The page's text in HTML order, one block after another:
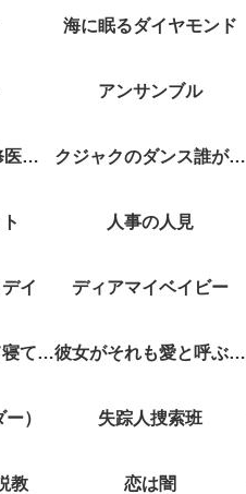
海に眠るダイヤモンド
アンサンブル
まどか26歳、研修医やってます！ クジャクのダンス誰が見た？
人事の人見
イ ディアマイベイビー
しあわせは食べて寝て待て 彼女がそれも愛と呼ぶなら
） 失踪人捜索班
教 恋は闇